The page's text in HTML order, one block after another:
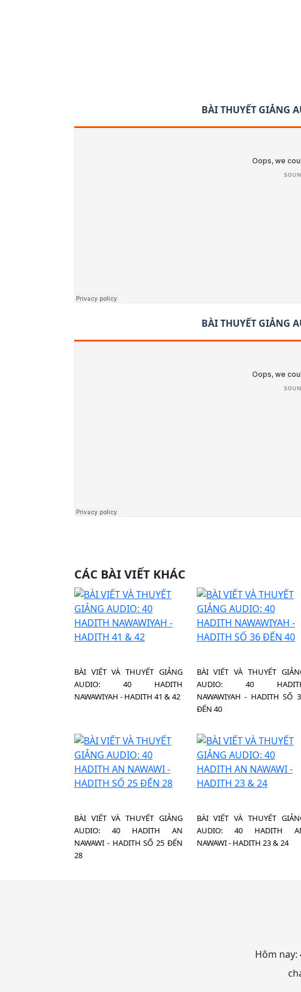
BÀI THUYẾT GIẢNG
BÀI THUYẾT GIẢNG
CÁC BÀI VIẾT KHÁC
BÀI VIẾT VÀ THUYẾT GIẢNG
AUDIO: 40 HADITH
NAWAWIYAH - HADITH 41 & 42
BÀI VIẾT VÀ THUYẾT
AUDIO: 40
NAWAWIYAH - HADITH SỐ
ĐẾN 40
BÀI VIẾT VÀ THUYẾT GIẢNG
AUDIO: 40 HADITH AN
NAWAWI - HADITH SỐ 25 ĐẾN
28
BÀI VIẾT VÀ THUYẾT
AUDIO: 40 HADITH
NAWAWI - HADITH 23 & 24
Hôm nay: